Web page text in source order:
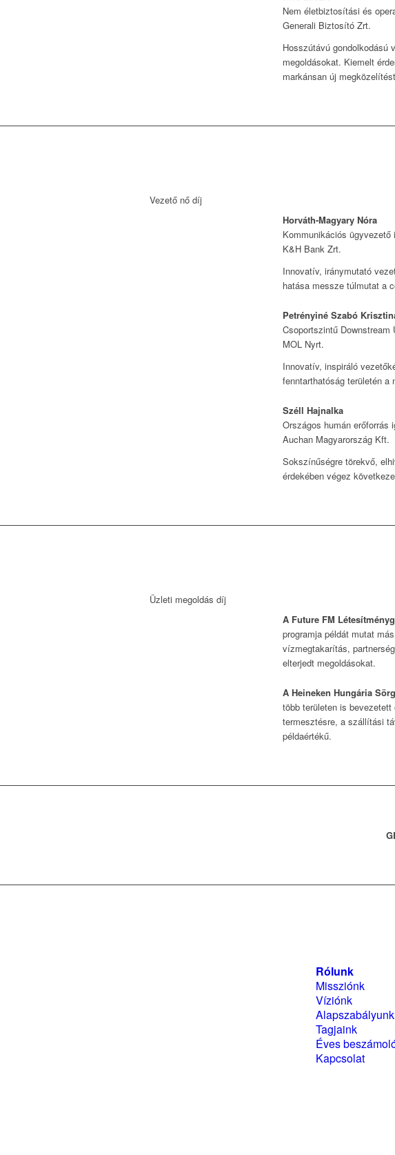
Nem életbiztosítási és
Generali Biztosító Zrt.
Hosszútávú gondolkodású
megoldásokat. Kiemelt
markánsan új
Vezető nő díj
Horváth-Magyary Nóra
Kommunikációs ügyvezető
K&H Bank Zrt.
Innovatív, iránymutató
hatása messze túlmutat a
Petrényiné Szabó
Csoportszintű
MOL Nyrt.
Innovatív, inspiráló
fenntarthatóság területén a
Széll Hajnalka
Országos humán erőforrás
Auchan Magyarország Kft.
Sokszínűségre törekvő,
érdekében végez
Üzleti megoldás díj
A Future FM
programja példát mutat
vízmegtakarítás,
elterjedt megoldásokat.
A Heineken Hungária
több területen is
termesztésre, a szállítási
példaértékű.
Rólunk
Missziónk
Víziónk
Alapszabályunk
Tagjaink
Éves
Kapcsolat